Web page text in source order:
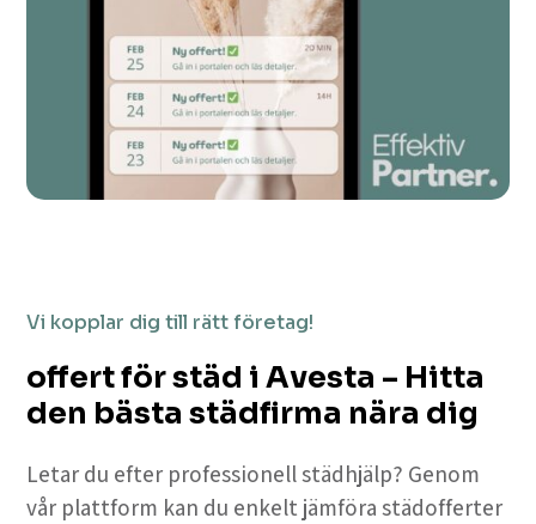
Vi kopplar dig till rätt företag!
offert för städ i Avesta – Hitta
den bästa städfirma nära dig
Letar du efter professionell städhjälp? Genom
vår plattform kan du enkelt jämföra städofferter